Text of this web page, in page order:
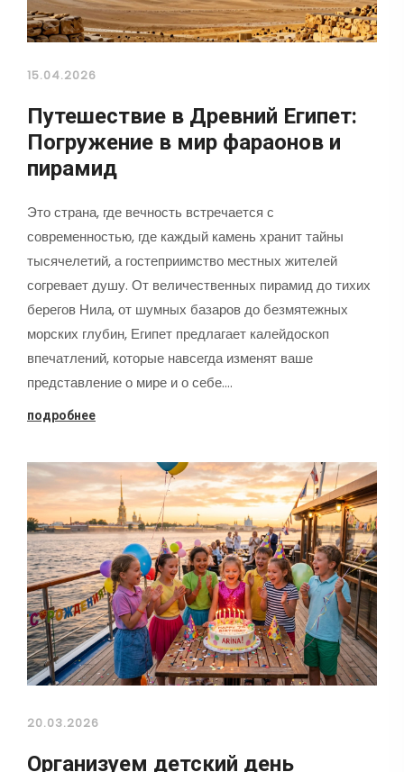
15.04.2026
Путешествие в Древний Египет:
Погружение в мир фараонов и
пирамид
Это страна, где вечность встречается с
современностью, где каждый камень хранит тайны
тысячелетий, а гостеприимство местных жителей
согревает душу. От величественных пирамид до тихих
берегов Нила, от шумных базаров до безмятежных
морских глубин, Египет предлагает калейдоскоп
впечатлений, которые навсегда изменят ваше
представление о мире и о себе.…
подробнее
20.03.2026
Организуем детский день